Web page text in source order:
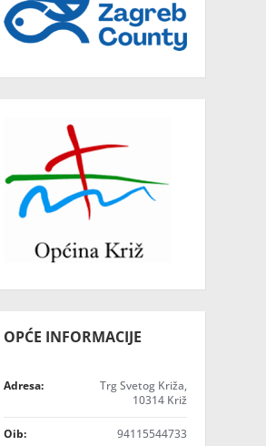
OPĆE INFORMACIJE
Adresa:
Trg Svetog Križa,
10314 Križ
Oib: 94115544733